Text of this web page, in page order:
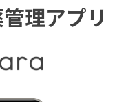
理アプリ